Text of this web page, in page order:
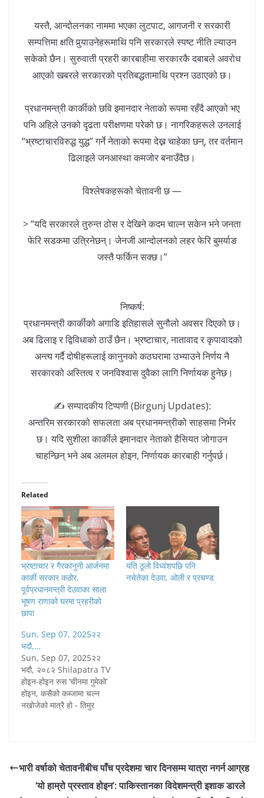
यस्तै, आन्दोलनका नाममा भएका लुटपाट, आगजनी र सरकारी
सम्पत्तिमा क्षति पुर्‍याउनेहरूमाथि पनि सरकारले स्पष्ट नीति ल्याउन
सकेको छैन। सुरुवाती प्रहरी कारबाहीमा सरकारकै दबाबले अवरोध
आएको खबरले सरकारको प्रतिबद्धतामाथि प्रश्न उठाएको छ।
प्रधानमन्त्री कार्कीको छवि इमानदार नेताको रूपमा रहँदै आएको भए
पनि अहिले उनको दृढता परीक्षणमा परेको छ। नागरिकहरूले उनलाई
“भ्रष्टाचारविरुद्ध युद्ध” गर्ने नेताको रूपमा देख्न चाहेका छन्, तर वर्तमान
ढिलाइले जनआस्था कमजोर बनाउँदैछ।
विश्लेषकहरूको चेतावनी छ —
> “यदि सरकारले तुरुन्त ठोस र देखिने कदम चाल्न सकेन भने जनता
फेरि सडकमा उत्रिनेछन्। जेनजी आन्दोलनको लहर फेरि बुमर्याङ
जस्तै फर्किन सक्छ।”
निष्कर्ष:
प्रधानमन्त्री कार्कीको अगाडि इतिहासले सुनौलो अवसर दिएको छ।
अब ढिलाइ र द्विविधाको ठाउँ छैन। भ्रष्टाचार, नातावाद र कृपावादको
अन्त्य गर्दै दोषीहरूलाई कानुनको कठघरामा उभ्याउने निर्णय नै
सरकारको अस्तित्व र जनविश्वास दुवैका लागि निर्णायक हुनेछ।
✍️ सम्पादकीय टिप्पणी (Birgunj Updates):
अन्तरिम सरकारको सफलता अब प्रधानमन्त्रीको साहसमा निर्भर
छ। यदि सुशीला कार्कीले इमानदार नेताको हैसियत जोगाउन
चाहन्छिन् भने अब अलमल होइन, निर्णायक कारबाही गर्नुपर्छ।
Related
भ्रष्टाचार र गैरकानुनी आर्जनमा
कार्की सरकार कठोर,
पूर्वप्रधानमन्त्री देउवाका साला
भूषण राणाको घरमा प्रहरीको
छापा
यति ठूलो विध्वंशपछि पनि
नचेतेका देउवा, ओली र प्रचण्ड
Sun, Sep 07, 2025२२
भदौ,…
Sun, Sep 07, 2025२२
भदौ, २०८२ Shilapatra TV
होइन-होइन रुस ‘चीनमा गुमेको’
होइन, कसैको कब्जामा चल्न
नखोजेको मात्रै हो - तिमुर
अभिव्यक्ति दिएपछि यसले गजब
धरातलीय यथार्थ यो भन्दा पृथक
भारी वर्षाको चेतावनीबीच पाँच प्रदेशमा चार दिनसम्म यात्रा नगर्न आग्रह
‘यो हाम्रो प्रस्ताव होइन’: पाकिस्तानका विदेशमन्त्री इशाक डारले